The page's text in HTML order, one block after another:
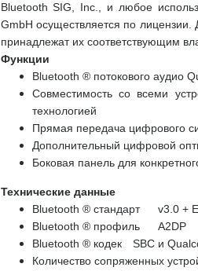
Bluetooth SIG, Inc., и любое
GmbH осуществляется по
принадлежат их соответствующим
Функции
Bluetooth ® потокового аудио
Совместимость со всеми
технологией
Прямая передача цифрового
Дополнительный цифровой
Боковая панель для
Технические данные
Bluetooth ® стандарт
v3.0 +
Bluetooth ® профиль
A2DP
Bluetooth ® кодек
SBC и
Количество сопряженных